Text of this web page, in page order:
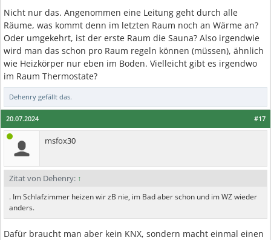
Nicht nur das. Angenommen eine Leitung geht durch alle
Räume, was kommt denn im letzten Raum noch an Wärme an?
Oder umgekehrt, ist der erste Raum die Sauna? Also irgendwie
wird man das schon pro Raum regeln können (müssen), ähnlich
wie Heizkörper nur eben im Boden. Vielleicht gibt es irgendwo
im Raum Thermostate?
Dehenry gefällt das.
#17
20.07.2024
msfox30
Zitat von Dehenry: ↑
. Im Schlafzimmer heizen wir zB nie, im Bad aber schon und im WZ wieder
anders.
Dafür braucht man aber kein KNX, sondern macht einmal einen